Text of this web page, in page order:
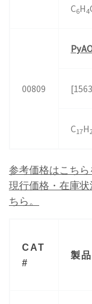
C6H4
00809
C17H
参考価格はこちら
現行価格・在庫
ちら。
CAT
#
製品